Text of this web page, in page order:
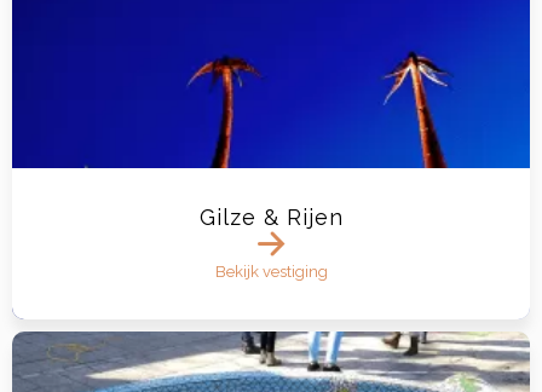
Gilze & Rijen
Bekijk vestiging